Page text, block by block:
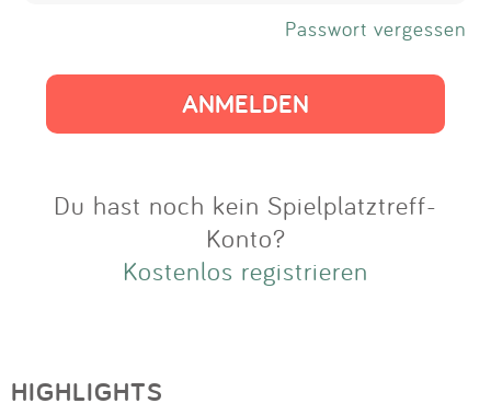
Passwort vergessen
Du hast noch kein Spielplatztreff-
Konto?
Kostenlos registrieren
HIGHLIGHTS